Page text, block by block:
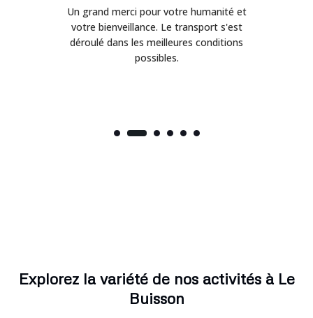
Un grand merci pour votre humanité et
votre bienveillance. Le transport s'est
déroulé dans les meilleures conditions
possibles.
Explorez la variété de nos activités à Le
Buisson